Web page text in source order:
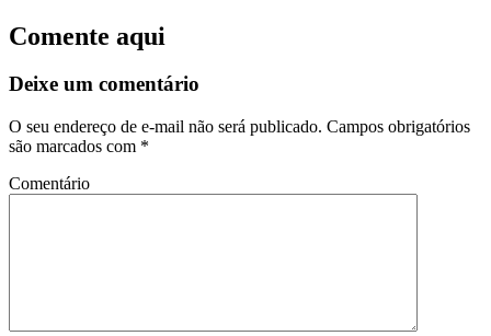
Comente aqui
Deixe um comentário
O seu endereço de e-mail não será publicado. Campos obrigatórios
são marcados com *
Comentário